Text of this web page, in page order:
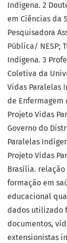
Indígena. 2
em Ciências da
Pesquisadora
Pública/ NESP;
Indígena. 3
Coletiva da
Vidas Paralelas
de
Projeto Vidas
Governo do
Paralelas
Projeto Vidas
Brasília.
formação em
educacional
dados utilizado
documentos,
extensionistas